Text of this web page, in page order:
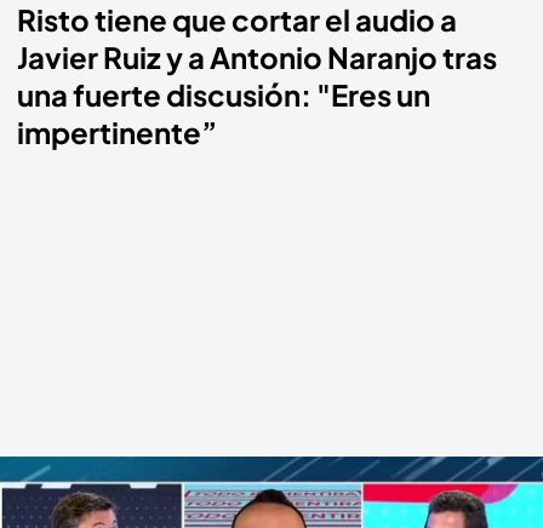
Risto tiene que cortar el audio a
Javier Ruiz y a Antonio Naranjo tras
una fuerte discusión: "Eres un
impertinente”
Risto Mejide, entre javier Ruiz y Antonio Naranjo